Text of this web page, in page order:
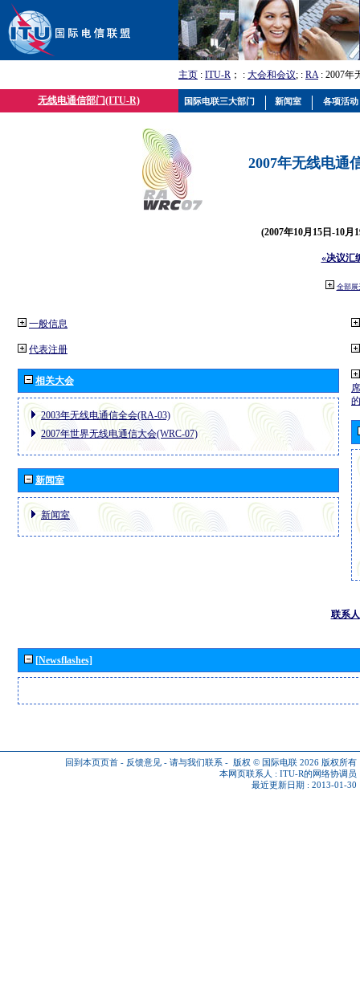
主页 : ITU-R ； : 大会和会议; : RA: 2007年
无线电通信部门(ITU-R)
2007年无线电通
(2007年10月15日-10月
«决议汇
全部展
一般信息
代表注册
相关大会
2003年无线电通信全会(RA-03)
2007年世界无线电通信大会(WRC-07)
新闻室
新闻室
联系人
[Newsflashes]
回到本页页首 - 反馈意见 - 请与我们联系 - 版权 © 国际电联 2026 版权所有
本网页联系人 : ITU-R的网络协调员
最近更新日期 : 2013-01-30
国际电联三大部门 新闻室 各项活动